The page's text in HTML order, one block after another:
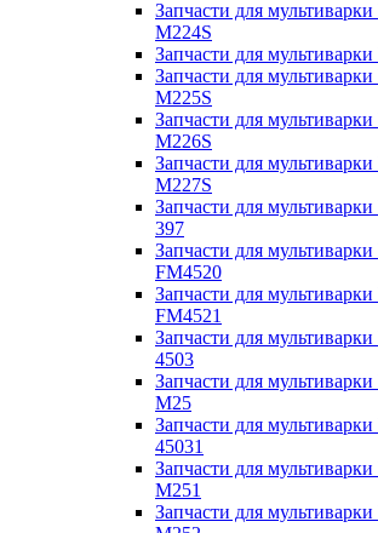
Запчасти для
M224S
Запчасти для
Запчасти для
M225S
Запчасти для
M226S
Запчасти для
M227S
Запчасти для
397
Запчасти для
FM4520
Запчасти для
FM4521
Запчасти для
4503
Запчасти для
M25
Запчасти для
45031
Запчасти для
M251
Запчасти для